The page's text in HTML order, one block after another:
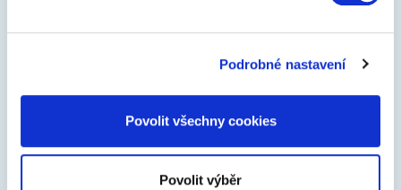
Podrobné nastavení
Povolit všechny cookies
Povolit výběr
Logitech MX Brio s Ultra HD 4K rozlišením
v horším světle. Kvůli soukromí má krytku objektivu,
stačí jím otočit.